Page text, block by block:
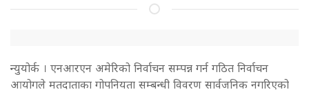
न्युयोर्क । एनआरएन अमेरिको निर्वाचन सम्पन्न गर्न गठित निर्वाचन
आयोगले मतदाताका गोपनियता सम्बन्धी विवरण सार्वजनिक नगरिएको